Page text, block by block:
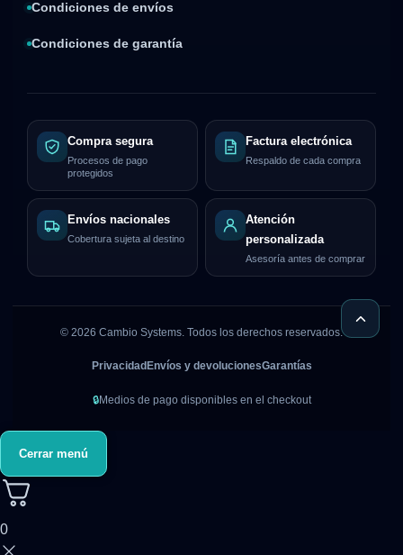
Condiciones de envíos
Condiciones de garantía
Compra segura
Procesos de pago
protegidos
Factura electrónica
Respaldo de cada compra
Envíos nacionales
Cobertura sujeta al destino
Atención
personalizada
Asesoría antes de comprar
© 2026 Cambio Systems. Todos los derechos reservados.
Privacidad Envíos y devolucionesGarantías
🔒Medios de pago disponibles en el checkout
Cerrar menú
0